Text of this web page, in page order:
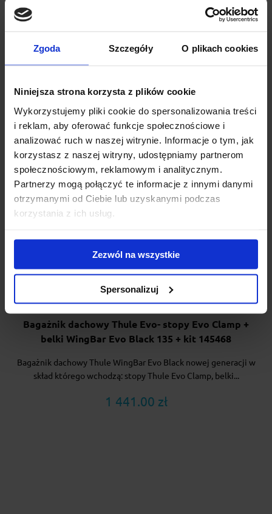
Zgoda Szczegóły O plikach cookies
Niniejsza strona korzysta z plików cookie
Wykorzystujemy pliki cookie do spersonalizowania treści
i reklam, aby oferować funkcje społecznościowe i
analizować ruch w naszej witrynie. Informacje o tym, jak
korzystasz z naszej witryny, udostępniamy partnerom
społecznościowym, reklamowym i analitycznym.
Partnerzy mogą połączyć te informacje z innymi danymi
otrzymanymi od Ciebie lub uzyskanymi podczas
korzystania z ich usług.
Zezwól na wszystkie
Spersonalizuj
Clamp + belki Thule WingBar Edge 104/95 + kit
Thule Edge WingBar to bagażnik nowej generacji z
niewystającą belką w skład którego wchodzą: stopy Thule
1 495.00 zł
Bagażnik dachowy Thule Evo- stopy Evo Clamp +
belki WingBar Evo Black 135 + kit 145468
Bagażnik dachowy Thule WingBar Evo Black nowej generacji w
skład którego wchodzą: stopy Thule Evo Clamp, belki...
1 441.00 zł